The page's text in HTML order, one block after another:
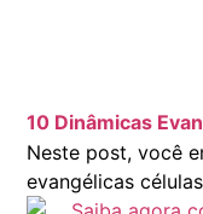
10 Dinâmicas
Neste post, você
evangélicas